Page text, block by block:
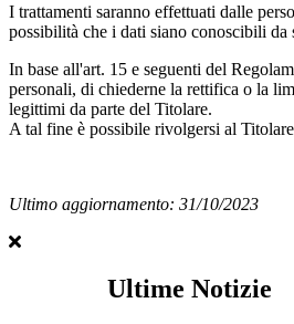
I trattamenti saranno effettuati dalle
possibilità che i dati siano conoscibili
In base all'art. 15 e seguenti del
personali, di chiederne la rettifica o la
legittimi da parte del Titolare.
A tal fine è possibile rivolgersi al
Ultimo aggiornamento: 31/10/2023
Ultime Notizie